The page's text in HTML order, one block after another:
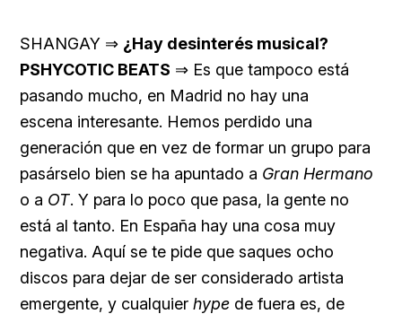
SHANGAY ⇒ ¿Hay desinterés musical?
PSHYCOTIC BEATS ⇒ Es que tampoco está
pasando mucho, en Madrid no hay una
escena interesante. Hemos perdido una
generación que en vez de formar un grupo para
pasárselo bien se ha apuntado a Gran Hermano
o a OT. Y para lo poco que pasa, la gente no
está al tanto. En España hay una cosa muy
negativa. Aquí se te pide que saques ocho
discos para dejar de ser considerado artista
emergente, y cualquier hype de fuera es, de